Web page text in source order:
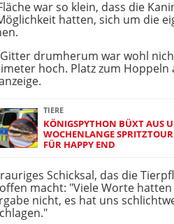
war so klein, dass die
hatten, sich um die
drumherum war wohl
hoch. Platz zum Hoppeln
TIERE
KÖNIGSPYTHON BÜXT AUS
WOCHENLANGE
FÜR HAPPY END
Schicksal, das die
macht: "Viele Worte
nicht, es hat uns